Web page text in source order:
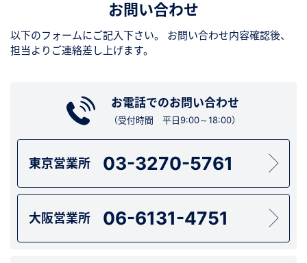
お問い合わせ
以下のフォームにご記入下さい。
お問い合わせ内容確認後、
担当よりご連絡差し上げます。
お電話でのお問い合わせ
（受付時間 平日9:00～18:00）
東京営業所 03-3270-5761
大阪営業所 06-6131-4751